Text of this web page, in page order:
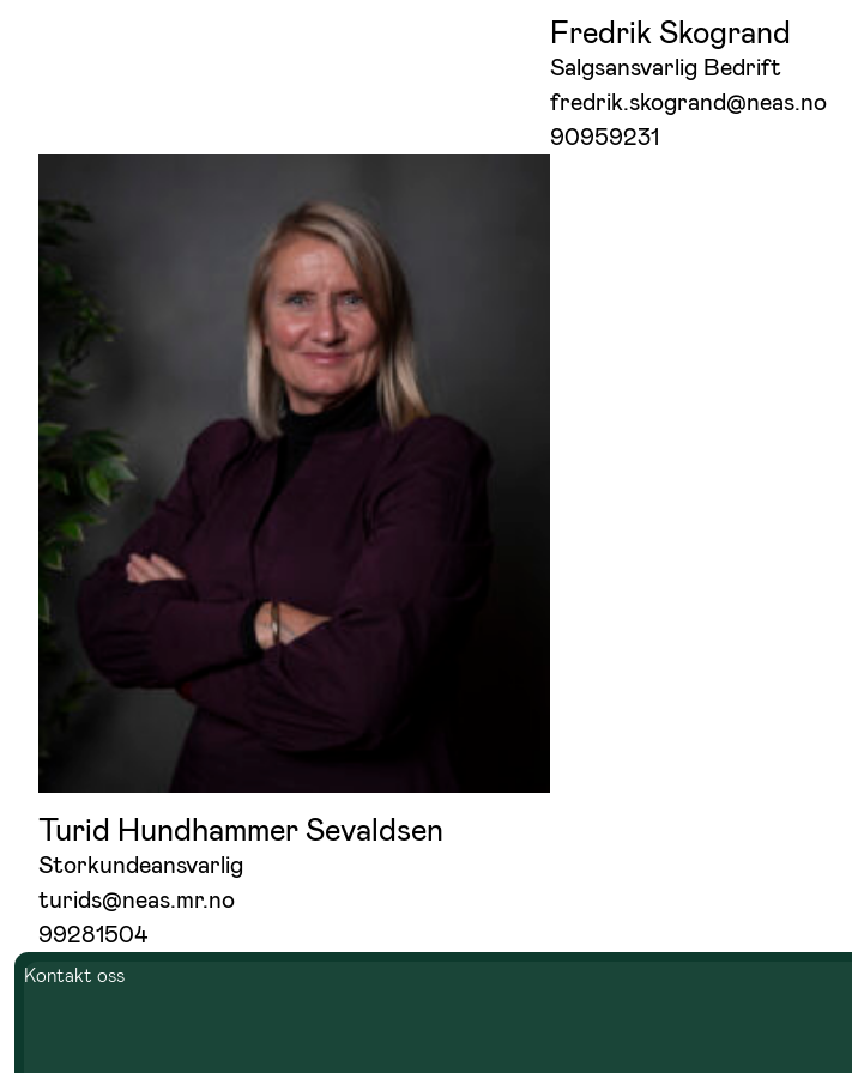
Fredrik Skogrand
Salgsansvarlig Bedrift
fredrik.skogrand@neas.no
90959231
Turid Hundhammer Sevaldsen
Storkundeansvarlig
turids@neas.mr.no
99281504
Kontakt oss